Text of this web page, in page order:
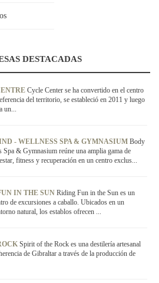
DESTACADAS
Cycle Center se ha convertido en el centro
del territorio, se estableció en 2011 y luego
un...
- WELLNESS SPA & GYMNASIUM Body
& Gymnasium reúne una amplia gama de
fitness y recuperación en un centro exclus...
IN THE SUN Riding Fun in the Sun es un
de excursiones a caballo. Ubicados en un
natural, los establos ofrecen ...
Spirit of the Rock es una destilería artesanal
de Gibraltar a través de la producción de